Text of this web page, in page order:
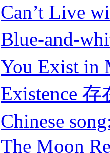
Can’t Live
Blue-and-
You Exist in
Existence 存
Chinese
The Moon